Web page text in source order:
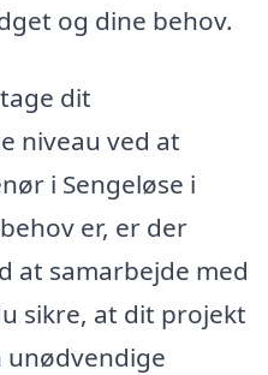
og dine behov.
dit
niveau ved at
i Sengeløse i
er, er der
at samarbejde med
sikre, at dit projekt